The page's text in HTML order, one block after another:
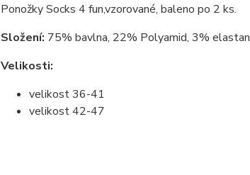
Ponožky Socks 4 fun,vzorované, baleno po 2 ks.
Složení: 75% bavlna, 22% Polyamid, 3% elastan
Velikosti:
velikost 36-41
velikost 42-47